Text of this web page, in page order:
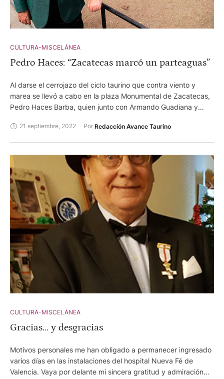
CULTURA-MISCELÁNEA
Pedro Haces: “Zacatecas marcó un parteaguas”
Al darse el cerrojazo del ciclo taurino que contra viento y
marea se llevó a cabo en la plaza Monumental de Zacatecas,
Pedro Haces Barba, quien junto con Armando Guadiana y
declaraciones al respecto de las dificultades que la empresa
21 septiembre, 2022 Por Redacción Avance Taurino
CULTURA-MISCELÁNEA
Gracias… y desgracias
Motivos personales me han obligado a permanecer ingresado
varios días en las instalaciones del hospital Nueva Fé de
Valencia. Vaya por delante mi sincera gratitud y admiración